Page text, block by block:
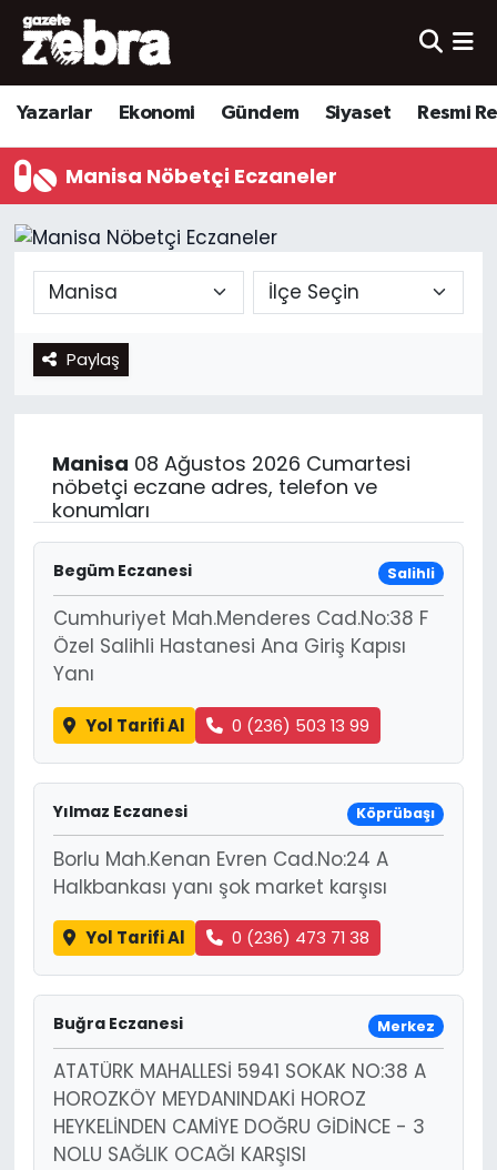
Yazarlar Ekonomi Gündem Siyaset Resmi
Manisa Nöbetçi Eczaneler
Paylaş
Manisa 08 Ağustos 2026 Cumartesi
nöbetçi eczane adres, telefon ve
konumları
Begüm Eczanesi Salihli
Cumhuriyet Mah.Menderes Cad.No:38 F
Özel Salihli Hastanesi Ana Giriş Kapısı
Yanı
Yol Tarifi Al 0 (236) 503 13 99
Yılmaz Eczanesi Köprübaşı
Borlu Mah.Kenan Evren Cad.No:24 A
Halkbankası yanı şok market karşısı
Yol Tarifi Al 0 (236) 473 71 38
Buğra Eczanesi Merkez
ATATÜRK MAHALLESİ 5941 SOKAK NO:38 A
HOROZKÖY MEYDANINDAKİ HOROZ
HEYKELİNDEN CAMİYE DOĞRU GİDİNCE - 3
NOLU SAĞLIK OCAĞI KARŞISI
Yazarlar
Ekonomi
Kültür-Sanat
Spor
Nöbetçi Eczaneler
Hava Durumu
Trafik Durumu
Süper Lig Puan Durumu ve Fikstür
Tüm Manşetler
Son Dakika Haberleri